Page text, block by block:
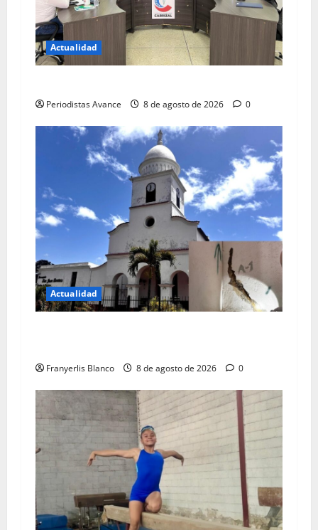
Actualidad
Periodistas Avance 8 de agosto de 2026 0
Actualidad
Franyerlis Blanco 8 de agosto de 2026 0